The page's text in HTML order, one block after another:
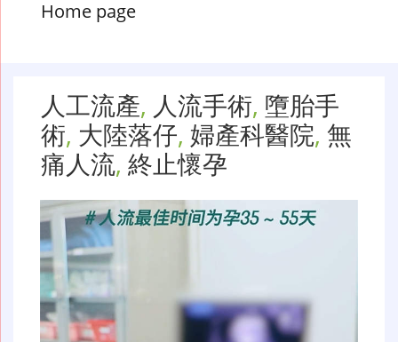
Home page
人工流產, 人流手術, 墮胎手
術, 大陸落仔, 婦產科醫院, 無
痛人流, 終止懷孕